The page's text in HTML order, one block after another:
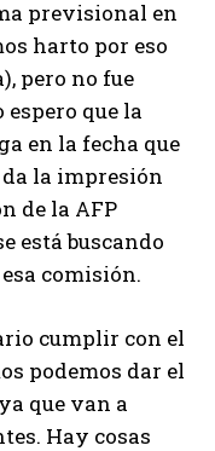
previsional en
harto por eso
pero no fue
que la
en la fecha que
la impresión
de la AFP
está buscando
comisión.
cumplir con el
podemos dar el
que van a
Hay cosas